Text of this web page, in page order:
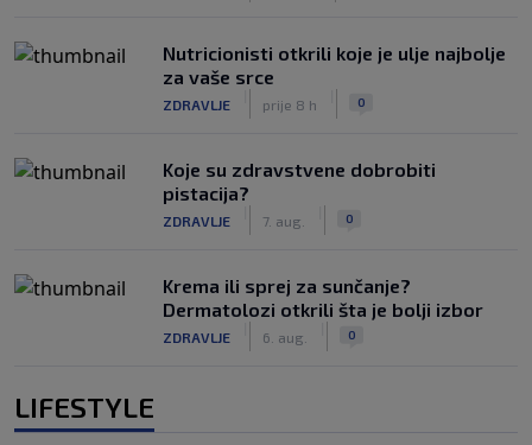
Nutricionisti otkrili koje je ulje najbolje
za vaše srce
ZDRAVLJE prije 8 h 0
Koje su zdravstvene dobrobiti
pistacija?
ZDRAVLJE 7. aug. 0
Krema ili sprej za sunčanje?
Dermatolozi otkrili šta je bolji izbor
ZDRAVLJE 6. aug. 0
LIFESTYLE